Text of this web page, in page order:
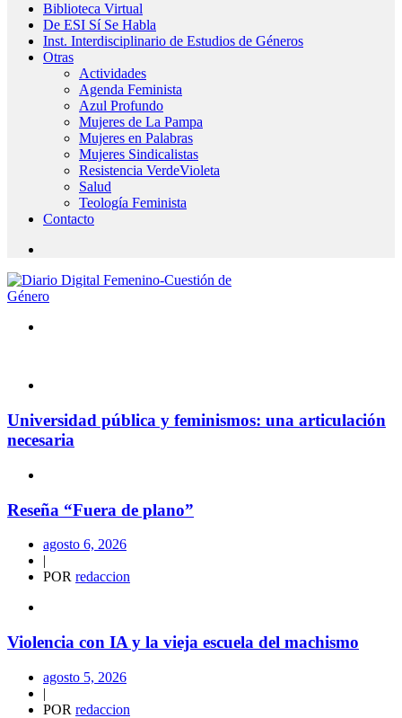
Biblioteca Virtual
De ESI Sí Se Habla
Inst. Interdisciplinario de Estudios de Géneros
Otras
Actividades
Agenda Feminista
Azul Profundo
Mujeres de La Pampa
Mujeres en Palabras
Mujeres Sindicalistas
Resistencia VerdeVioleta
Salud
Teología Feminista
Contacto
Universidad pública y feminismos: una articulación
necesaria
Reseña “Fuera de plano”
agosto 6, 2026
|
POR redaccion
Violencia con IA y la vieja escuela del machismo
agosto 5, 2026
|
POR redaccion